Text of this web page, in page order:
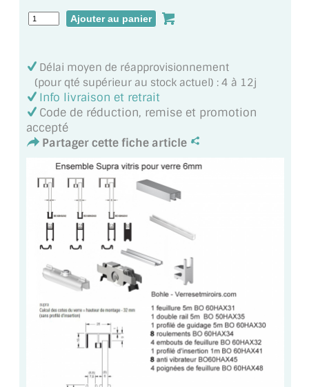
VERRE TREMPÉ (SÉCURIT)
PAROI DE DOUCHE
VERRE FEUILLETÉ
VERRE ANTI-REFLET
VERRE LAQUÉ/CRÉDENCE
VERRE FEUILLETÉ/TREMPÉ
DALLE DE SOL EN VERRE
PORTE EN VERRE
GARDE CORPS EN VERRE
VERRIÈRE TYPE ATELIER
VERRES TEXTURÉS
Délai moyen de réapprovisionnement
(pour qté supérieur au stock actuel) : 4 à 12j
Info livraison et retrait
Code de réduction, remise et promotion
accepté
Partager cette fiche article